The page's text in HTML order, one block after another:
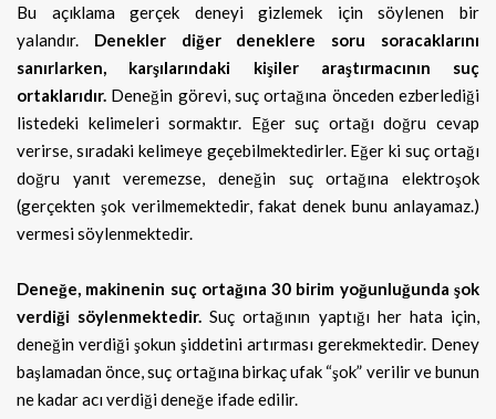
Bu açıklama gerçek deneyi gizlemek için söylenen bir
yalandır. Denekler diğer deneklere soru soracaklarını
sanırlarken, karşılarındaki kişiler araştırmacının suç
ortaklarıdır. Deneğin görevi, suç ortağına önceden ezberlediği
listedeki kelimeleri sormaktır. Eğer suç ortağı doğru cevap
verirse, sıradaki kelimeye geçebilmektedirler. Eğer ki suç ortağı
doğru yanıt veremezse, deneğin suç ortağına elektroşok
(gerçekten şok verilmemektedir, fakat denek bunu anlayamaz.)
vermesi söylenmektedir.
Deneğe, makinenin suç ortağına 30 birim yoğunluğunda şok
verdiği söylenmektedir.Suç ortağının yaptığı her hata için,
deneğin verdiği şokun şiddetini artırması gerekmektedir. Deney
başlamadan önce, suç ortağına birkaç ufak “şok” verilir ve bunun
ne kadar acı verdiği deneğe ifade edilir.